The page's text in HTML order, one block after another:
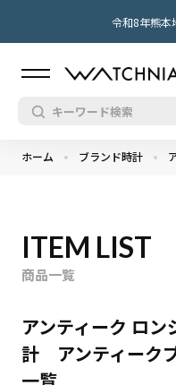
令和8年熊本
ホーム ブランド時計
ITEM LIST
商品一覧
アンティーク ロ
計 アンティーク